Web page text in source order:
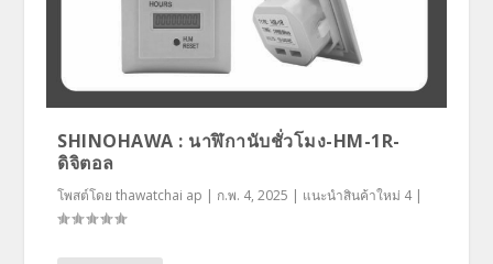
SHINOHAWA : นาฬิกานับชั่วโมง-HM-1R-
ดิจิตอล
โพสต์โดยthawatchai ap | ก.พ. 4, 2025 | แนะนำสินค้าใหม่ 4|